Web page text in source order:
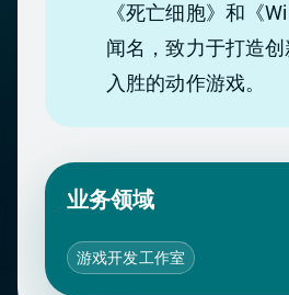
《死亡细胞》和《
闻名，致力于打造创
入胜的动作游戏。
业务领域
游戏开发工作室